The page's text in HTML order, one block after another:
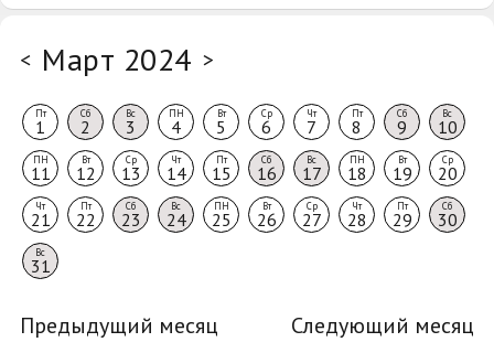
< Март 2024 >
Пт
1
Сб
2
Вс
3
ПН
4
Вт
5
Ср
6
Чт
7
Пт
8
Сб
9
Вс
10
ПН
11
Вт
12
Ср
13
Чт
14
Пт
15
Сб
16
Вс
17
ПН
18
Вт
19
Ср
20
Чт
21
Пт
22
Сб
23
Вс
24
ПН
25
Вт
26
Ср
27
Чт
28
Пт
29
Сб
30
Вс
31
Предыдущий месяц Следующий месяц